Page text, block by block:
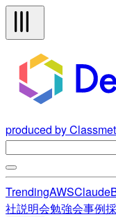
produced by
TrendingAWSClaude
社説明会勉強会事例